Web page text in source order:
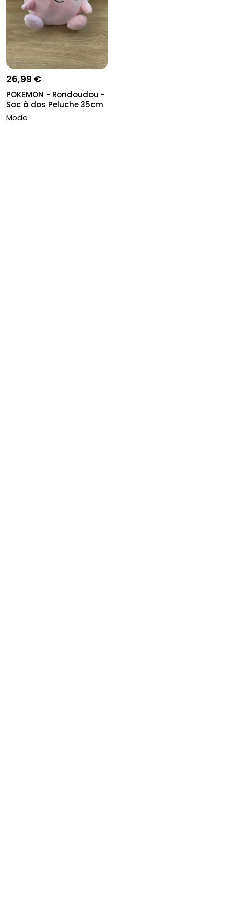
26,99 €
POKEMON - Rondoudou -
Sac à dos Peluche 35cm
Mode